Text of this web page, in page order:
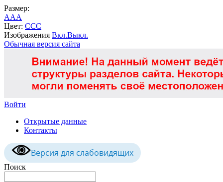
Размер:
AAA
Цвет: CCC
Изображения Вкл.Выкл.
Обычная версия сайта
Войти
Открытые данные
Контакты
Версия для слабовидящих
Поиск